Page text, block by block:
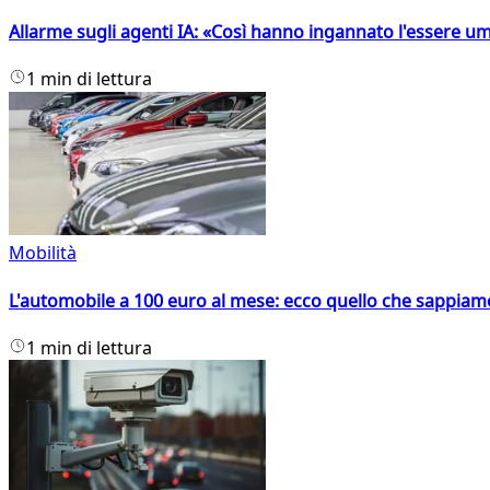
Allarme sugli agenti IA: «Così hanno ingannato l'essere
1 min di lettura
Mobilità
L'automobile a 100 euro al mese: ecco quello che
1 min di lettura